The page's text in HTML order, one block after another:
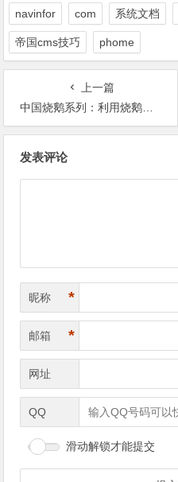
navinfor com 系统文档
帝国cms技巧 phome
上一篇
中国烧鹅系列：利用烧鹅自动执行SD卡上的自定义
发表评论
昵称 *
邮箱 *
网址
QQ
滑动解锁才能提交